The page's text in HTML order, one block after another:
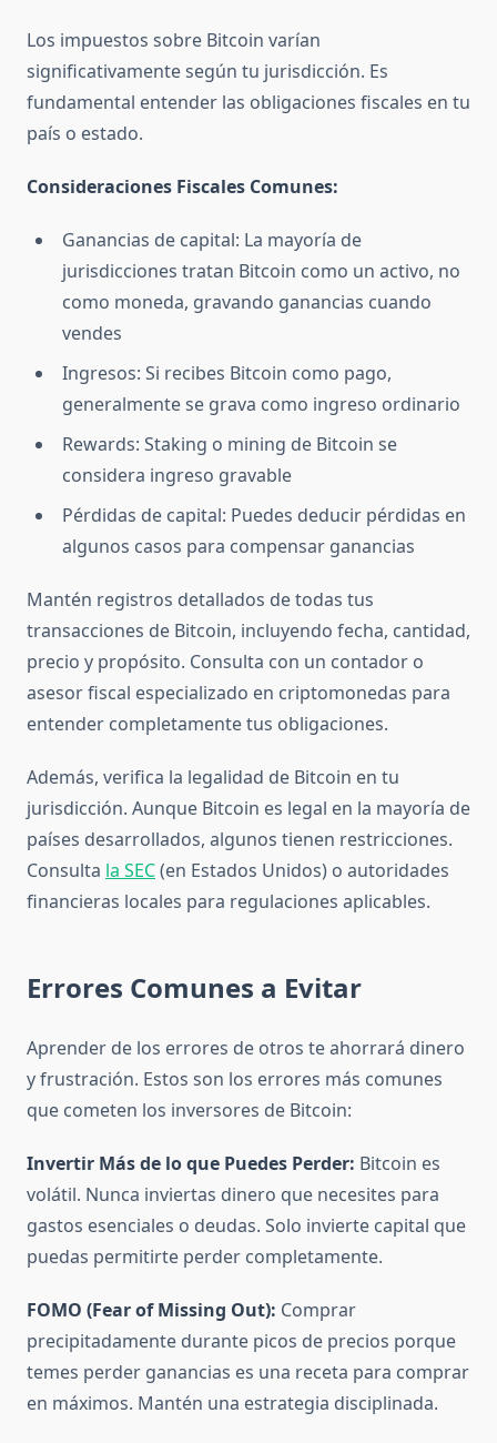
Los impuestos sobre Bitcoin varían
significativamente según tu jurisdicción. Es
fundamental entender las obligaciones fiscales en tu
país o estado.
Consideraciones Fiscales Comunes:
Ganancias de capital: La mayoría de
jurisdicciones tratan Bitcoin como un activo, no
como moneda, gravando ganancias cuando
vendes
Ingresos: Si recibes Bitcoin como pago,
generalmente se grava como ingreso ordinario
Rewards: Staking o mining de Bitcoin se
considera ingreso gravable
Pérdidas de capital: Puedes deducir pérdidas en
algunos casos para compensar ganancias
Mantén registros detallados de todas tus
transacciones de Bitcoin, incluyendo fecha, cantidad,
precio y propósito. Consulta con un contador o
asesor fiscal especializado en criptomonedas para
entender completamente tus obligaciones.
Además, verifica la legalidad de Bitcoin en tu
jurisdicción. Aunque Bitcoin es legal en la mayoría de
países desarrollados, algunos tienen restricciones.
Consulta la SEC(en Estados Unidos) o autoridades
financieras locales para regulaciones aplicables.
Errores Comunes a Evitar
Aprender de los errores de otros te ahorrará dinero
y frustración. Estos son los errores más comunes
que cometen los inversores de Bitcoin:
Invertir Más de lo que Puedes Perder: Bitcoin es
volátil. Nunca inviertas dinero que necesites para
gastos esenciales o deudas. Solo invierte capital que
puedas permitirte perder completamente.
FOMO (Fear of Missing Out): Comprar
precipitadamente durante picos de precios porque
temes perder ganancias es una receta para comprar
en máximos. Mantén una estrategia disciplinada.